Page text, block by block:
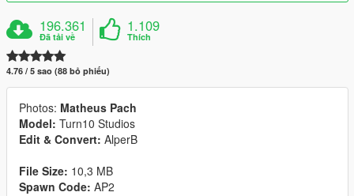
196.361
Đã tải về
1.109
Thích
4.76 / 5 sao (88 bỏ phiếu)
Photos: Matheus Pach
Model: Turn10 Studios
Edit & Convert: AlperB
File Size: 10,3 MB
Spawn Code: AP2